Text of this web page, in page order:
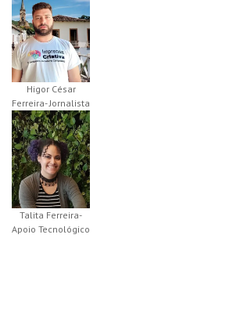
Higor César
Ferreira- Jornalista
Talita Ferreira-
Apoio Tecnológico